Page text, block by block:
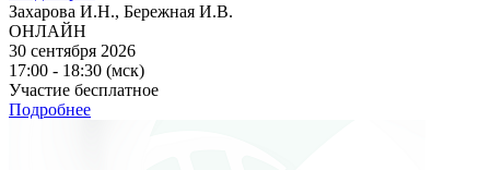
Захарова И.Н., Бережная И.В.
ОНЛАЙН
30 сентября 2026
17:00 - 18:30 (мск)
Участие бесплатное
Подробнее